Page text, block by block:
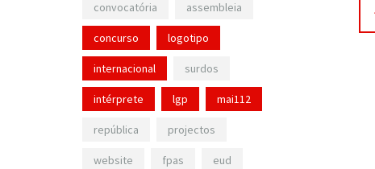
convocatória assembleia
concurso logotipo
internacional surdos
intérprete lgp mai112
república projectos
website fpas eud